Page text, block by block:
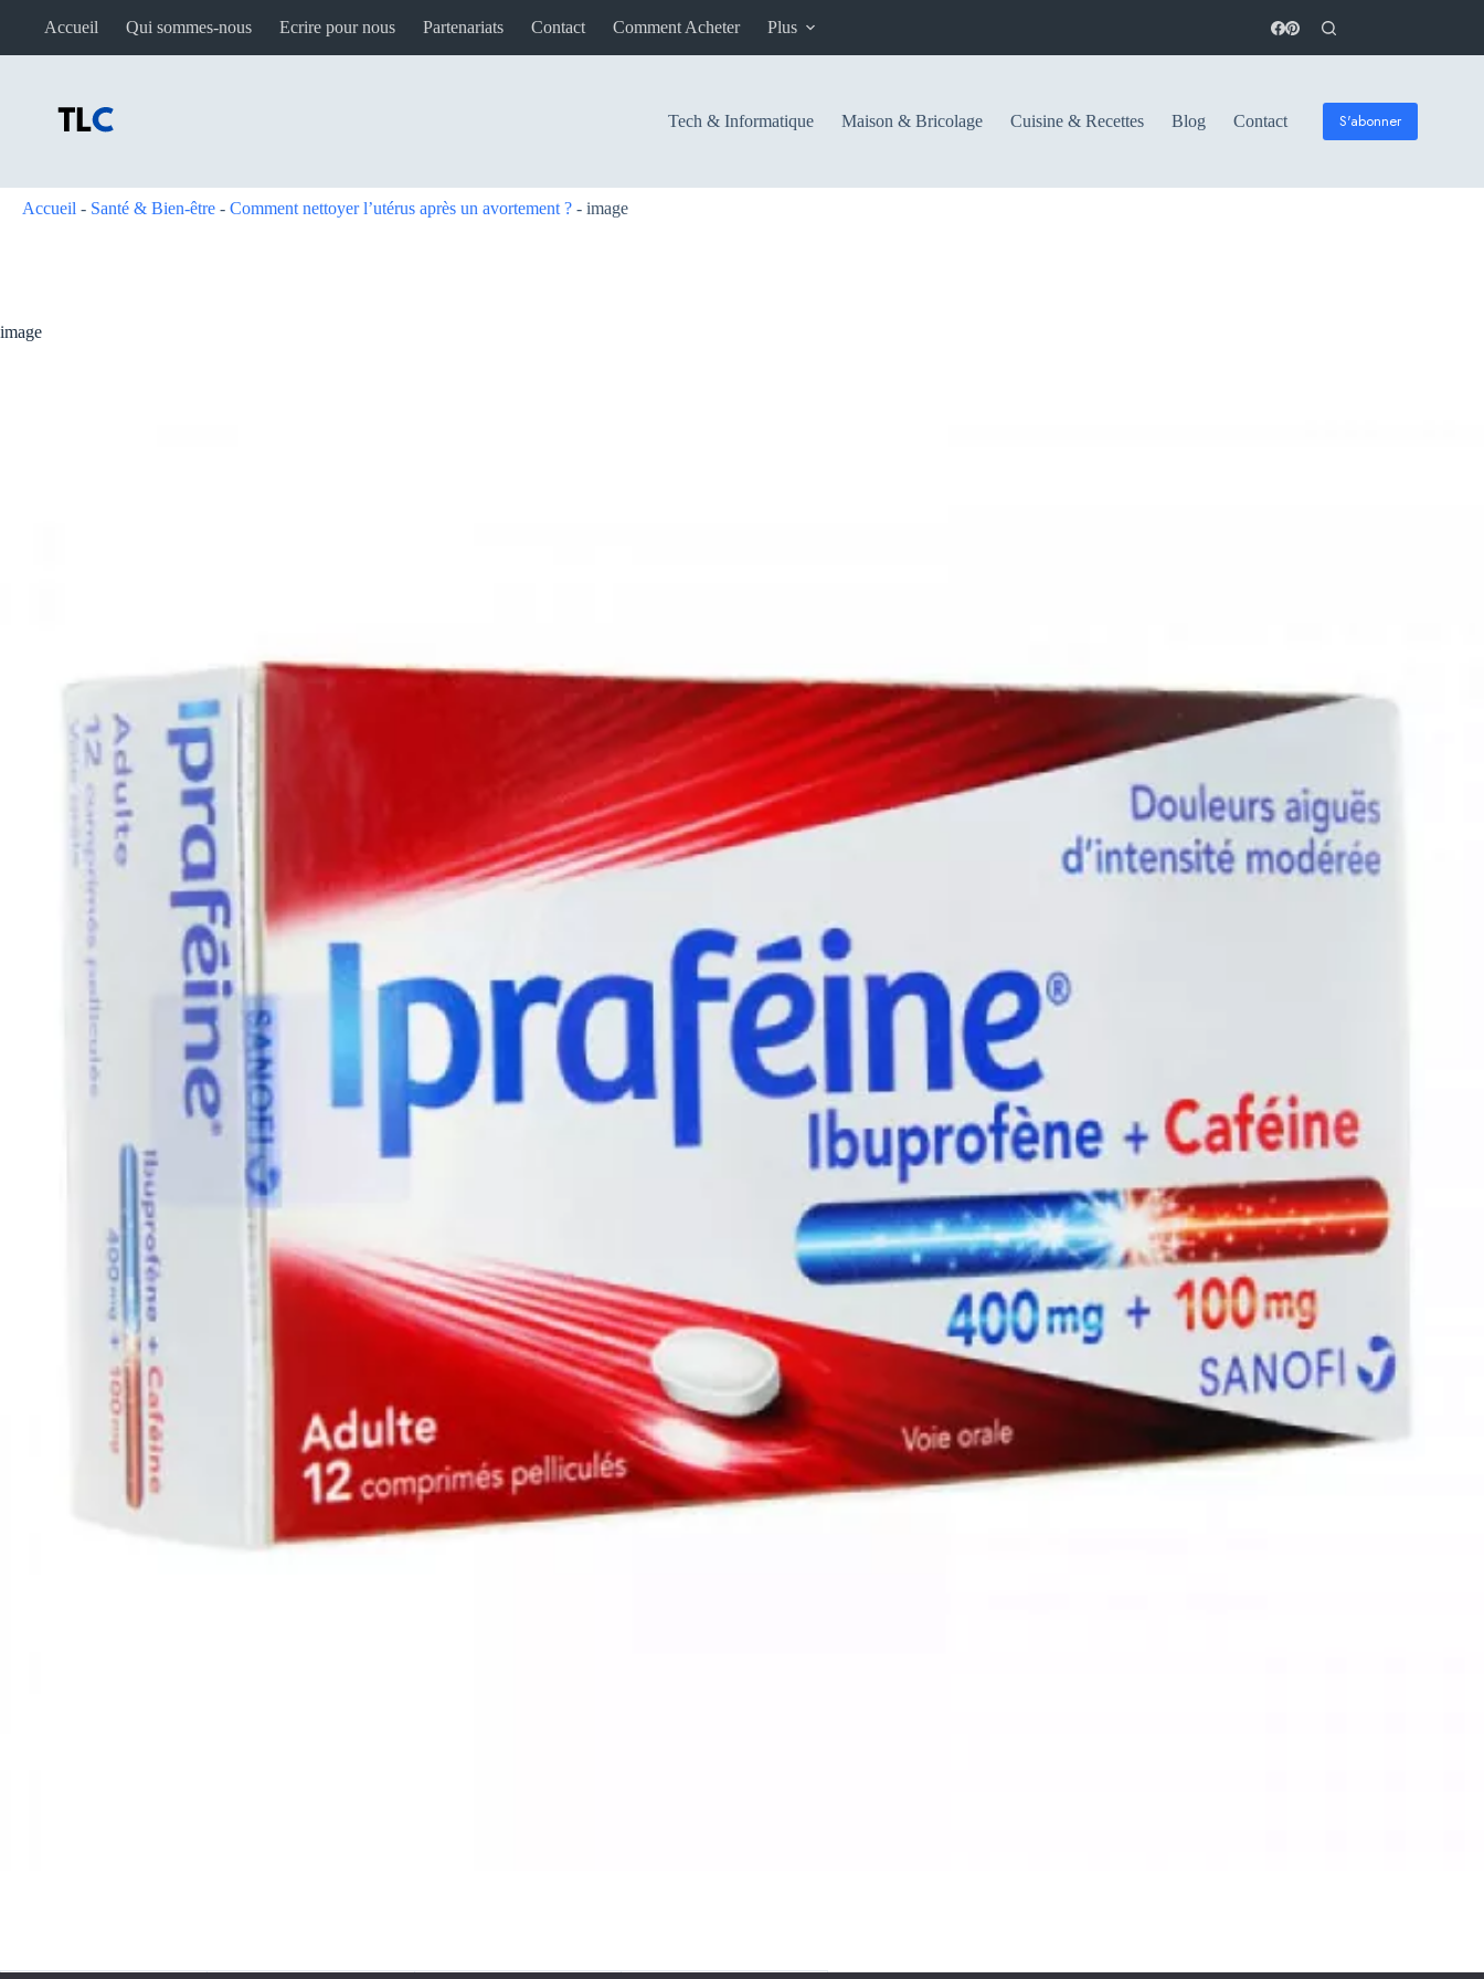
Accueil Qui sommes-nous Ecrire pour nous Partenariats Contact Comment Acheter Plus
Tech & Informatique Maison & Bricolage Cuisine & Recettes Blog Contact S'abonner
Accueil - Santé & Bien-être - Comment nettoyer l’utérus après un avortement ? - image
image